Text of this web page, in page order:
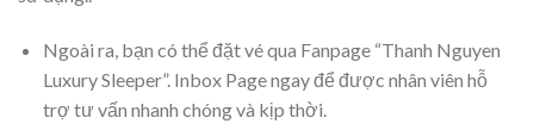
Ngoài ra, bạn có thể đặt vé qua Fanpage “Thanh Nguyen
Luxury Sleeper”. Inbox Page ngay để được nhân viên hỗ
trợ tư vấn nhanh chóng và kịp thời.